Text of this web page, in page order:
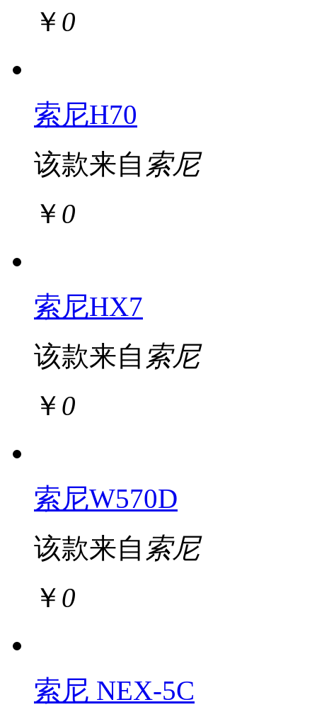
￥ 0
索尼H70
该款来自 索尼
￥ 0
索尼HX7
该款来自 索尼
￥ 0
索尼W570D
该款来自 索尼
￥ 0
索尼 NEX-5C